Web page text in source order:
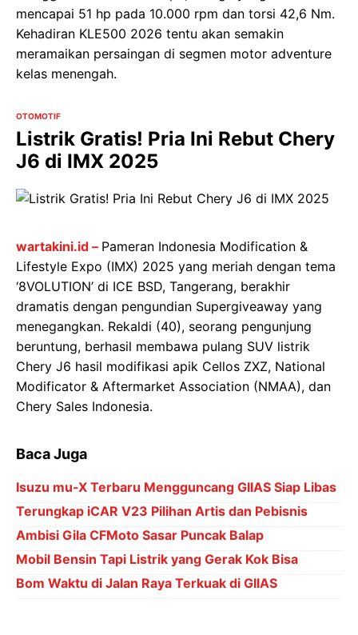
mencapai 51 hp pada 10.000 rpm dan torsi 42,6 Nm.
Kehadiran KLE500 2026 tentu akan semakin
meramaikan persaingan di segmen motor adventure
kelas menengah.
OTOMOTIF
Listrik Gratis! Pria Ini Rebut Chery
J6 di IMX 2025
wartakini.id – Pameran Indonesia Modification &
Lifestyle Expo (IMX) 2025 yang meriah dengan tema
‘8VOLUTION’ di ICE BSD, Tangerang, berakhir
dramatis dengan pengundian Supergiveaway yang
menegangkan. Rekaldi (40), seorang pengunjung
beruntung, berhasil membawa pulang SUV listrik
Chery J6 hasil modifikasi apik Cellos ZXZ, National
Modificator & Aftermarket Association (NMAA), dan
Chery Sales Indonesia.
Baca Juga
Isuzu mu-X Terbaru Mengguncang GIIAS Siap Libas
Terungkap iCAR V23 Pilihan Artis dan Pebisnis
Ambisi Gila CFMoto Sasar Puncak Balap
Mobil Bensin Tapi Listrik yang Gerak Kok Bisa
Bom Waktu di Jalan Raya Terkuak di GIIAS